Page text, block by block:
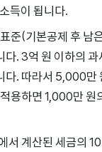
득이 됩니다.
준(기본공제 후 남
다. 3억 원 이하의
다. 따라서 5,000만
용하면 1,000만 원
서 계산된 세금의